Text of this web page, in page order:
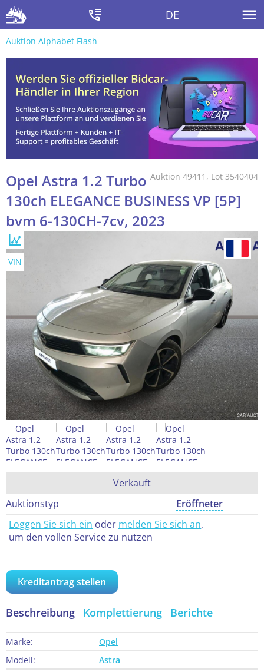
DE
Auktion Alphabet Flash
Auktion 49411, Lot 3540404
Opel Astra 1.2 Turbo
130ch ELEGANCE BUSINESS VP [5P]
bvm 6-130CH-7cv, 2023
VIN
Verkauft
Auktionstyp
Eröffneter
Loggen Sie sich ein oder melden Sie sich an,
um den vollen Service zu nutzen
Kreditantrag stellen
Beschreibung Komplettierung Berichte
Marke:
Opel
Modell:
Astra